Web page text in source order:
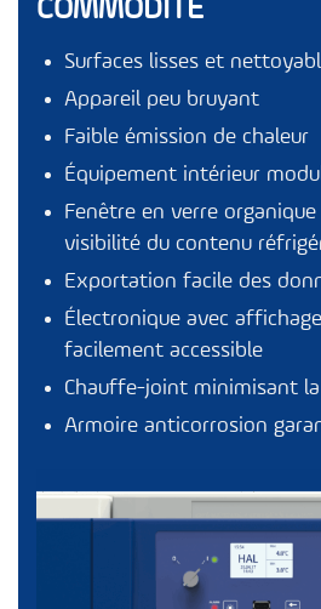
COMMODITÉ
Surfaces lisses et
Appareil peu bruyant
Faible émission de chaleur
Équipement intérieur
Fenêtre en verre
visibilité du contenu
Exportation facile des
Électronique avec
facilement accessible
Chauffe-joint minimisant
Armoire anticorrosion